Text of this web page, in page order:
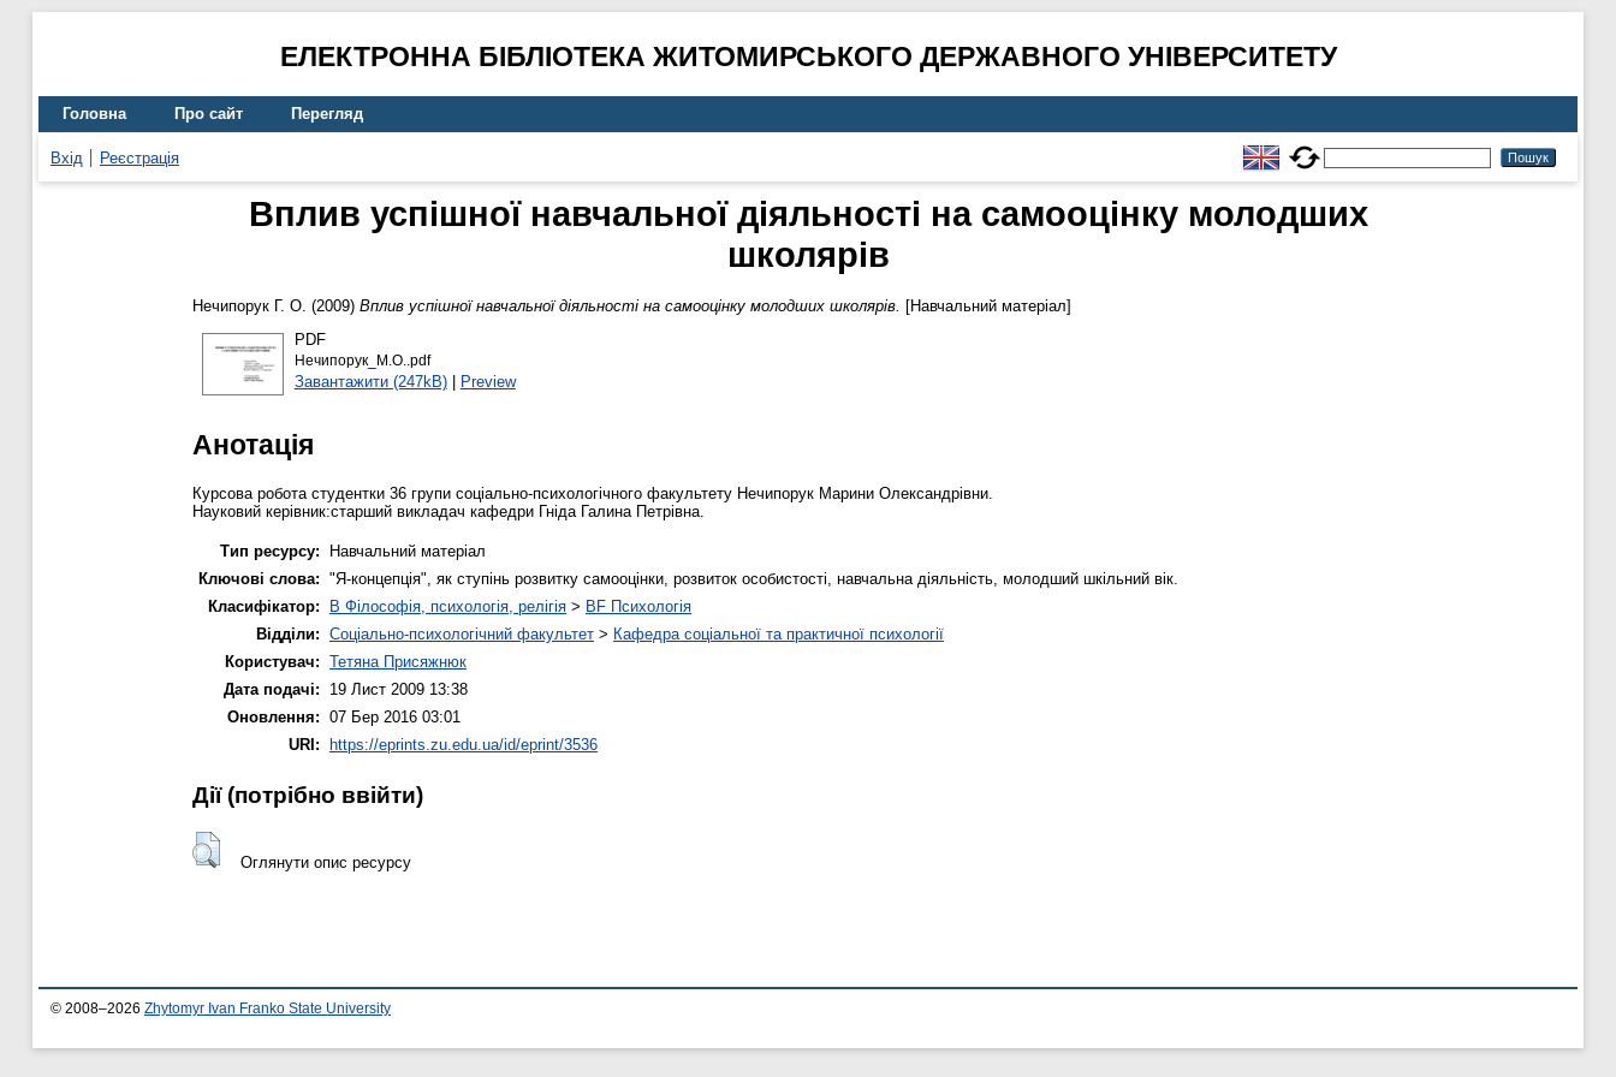
ЕЛЕКТРОННА БІБЛІОТЕКА ЖИТОМИРСЬКОГО ДЕРЖАВНОГО УНІВЕРСИТЕТУ
Головна Про сайт Перегляд
Вхід Реєстрація
Вплив успішної навчальної діяльності на самооцінку молодших
школярів
Нечипорук Г. О. (2009) Вплив успішної навчальної діяльності на самооцінку молодших школярів. [Навчальний матеріал]
PDF
Нечипорук_М.О..pdf
Завантажити (247kB)| Preview
Анотація
Курсова робота студентки 36 групи соціально-психологічного факультету Нечипорук Марини Олександрівни.
Науковий керівник:старший викладач кафедри Гніда Галина Петрівна.
Тип ресурсу:
Навчальний матеріал
Ключові слова: "Я-концепція", як ступінь розвитку самооцінки, розвиток особистості, навчальна діяльність, молодший шкільний вік.
Класифікатор:
B Філософія, психологія, релігія > BF Психологія
Відділи: Соціально-психологічний факультет > Кафедра соціальної та практичної психології
Користувач: Тетяна Присяжнюк
Дата подачі:
19 Лист 2009 13:38
Оновлення: 07 Бер 2016 03:01
URI: https://eprints.zu.edu.ua/id/eprint/3536
Дії ​​(потрібно ввійти)
Оглянути опис ресурсу
© 2008–2026 Zhytomyr Ivan Franko State University